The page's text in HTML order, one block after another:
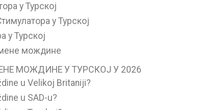
у Турској
у Турској
у Турској
мождине
МОЖДИНЕ У ТУРСКОЈ У 2026
u Velikoj Britaniji?
u SAD-u?